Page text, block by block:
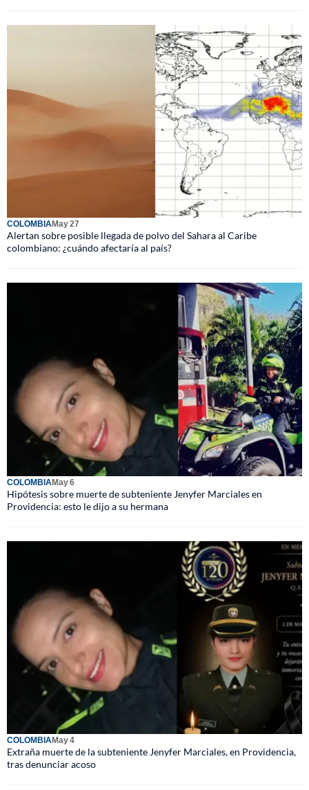
COLOMBIAMay 27
Alertan sobre posible llegada de polvo del Sahara al Caribe
colombiano: ¿cuándo afectaría al país?
COLOMBIAMay 6
Hipótesis sobre muerte de subteniente Jenyfer Marciales en
Providencia: esto le dijo a su hermana
COLOMBIAMay 4
Extraña muerte de la subteniente Jenyfer Marciales, en Providencia,
tras denunciar acoso